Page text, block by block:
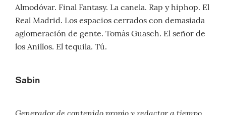
Almodóvar. Final Fantasy. La canela. Rap y hiphop. El
Real Madrid. Los espacios cerrados con demasiada
aglomeración de gente. Tomás Guasch. El señor de
los Anillos. El tequila. Tú.
Sabin
Generador de contenido propio y redactor a tiempo